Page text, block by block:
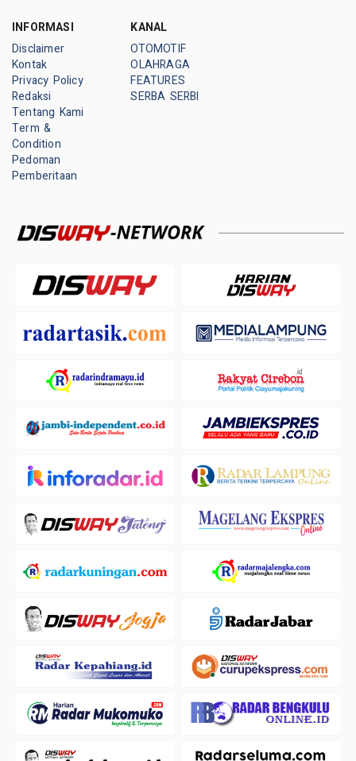
INFORMASI
Disclaimer
Kontak
Privacy Policy
Redaksi
Tentang Kami
Term &
Condition
Pedoman
Pemberitaan
KANAL
OTOMOTIF
OLAHRAGA
FEATURES
SERBA SERBI